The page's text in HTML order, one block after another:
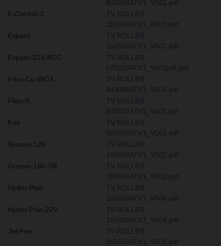
845004ATV1_V001.pdf
E-Control-2
TV ROLLER
115500ATV1_V003.pdf
Exparo
TV ROLLER
150500ATV1_V001.pdf
Exparo-22V-ACC
TV ROLLER
575010ATV1_V003pdf.pdf
Filou-Cu-INOX
TV ROLLER
849006ATV1_V001.pdf
Filou-K
TV ROLLER
849007ATV1_V001.pdf
Fox
TV ROLLER
560000ATV1_V001.pdf
Groove-125
TV ROLLER
185000ATV1_V002.pdf
Groove-180-SR
TV ROLLER
185001ATV1_V002.pdf
Hydro-Polo
TV ROLLER
153500ATV1_V006.pdf
Hydro-Polo-22V
TV ROLLER
153400ATV1_V004.pdf
Jet-Fire
TV ROLLER
160100ATV1_V001.pdf